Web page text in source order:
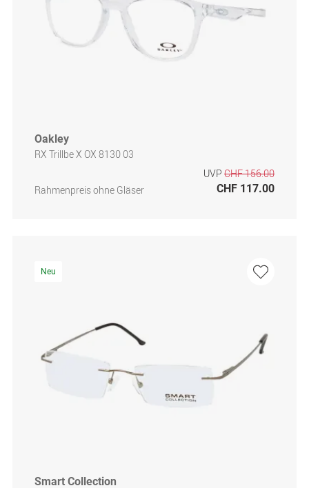
Oakley
RX Trillbe X OX 8130 03
Rahmenpreis ohne Gläser
UVP CHF 156.00
CHF 117.00
Neu
Smart Collection